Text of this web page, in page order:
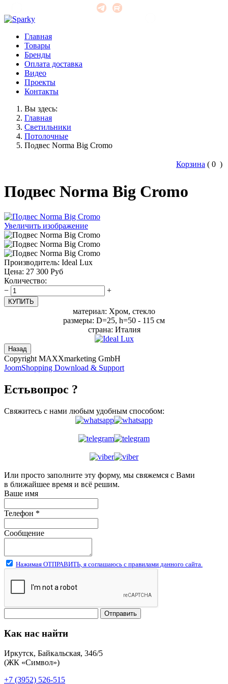
Главная
Товары
Бренды
Оплата доставка
Видео
Проекты
Контакты
Вы здесь:
Главная
Светильники
Потолочные
Подвес Norma Big Cromo
Корзина ( 0 )
Подвес Norma Big Cromo
Увеличить изображение
Производитель: Ideal Lux
Цена: 27 300 Руб
Количество:
−
+
материал: Хром, стекло
размеры: D=25, h=50 - 115 см
страна: Италия
Copyright MAXXmarketing GmbH
JoomShopping Download & Support
Естьвопрос ?
Свяжитесь с нами любым удобным способом:
Или просто заполните эту форму, мы свяжемся с Вами
в ближайшее время и всё решим.
Ваше имя
Телефон *
Сообщение
Нажимая ОТПРАВИТЬ, я соглашаюсь с правилами данного сайта.
Отправить
Как нас найти
Иркутск, Байкальская, 346/5
(ЖК «Символ»)
+7 (3952) 526-515